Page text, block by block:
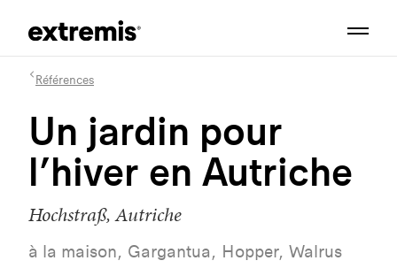
Références
Un jardin pour
l’hiver en Autriche
Hochstraß, Autriche
à la maison, Gargantua, Hopper, Walrus